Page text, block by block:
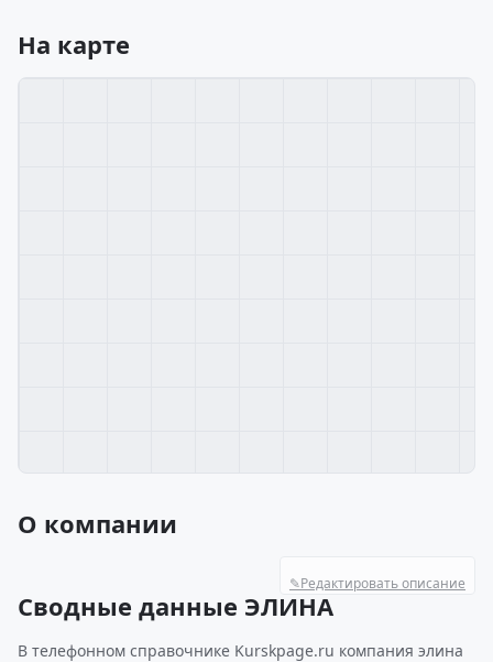
На карте
О компании
✎Редактировать описание
Сводные данные ЭЛИНА
В телефонном справочнике Kurskpage.ru компания элина